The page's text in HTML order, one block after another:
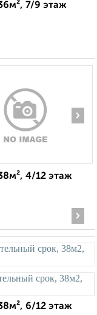
7/9 этаж
›
4/12 этаж
›
6/12 этаж